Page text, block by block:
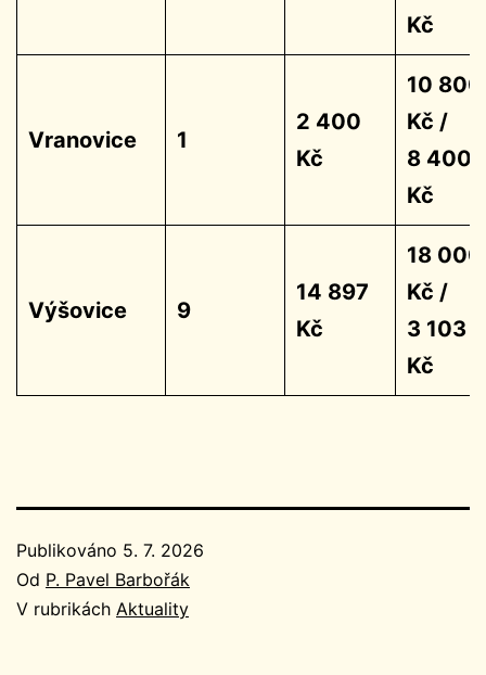
Kč
Vranovice 1
2 400
Kč
10 800
Kč /
8 400
Kč
Výšovice 9
14 897
Kč
18 000
Kč /
3 103
Kč
Publikováno 5. 7. 2026
Od P. Pavel Barbořák
V rubrikách Aktuality